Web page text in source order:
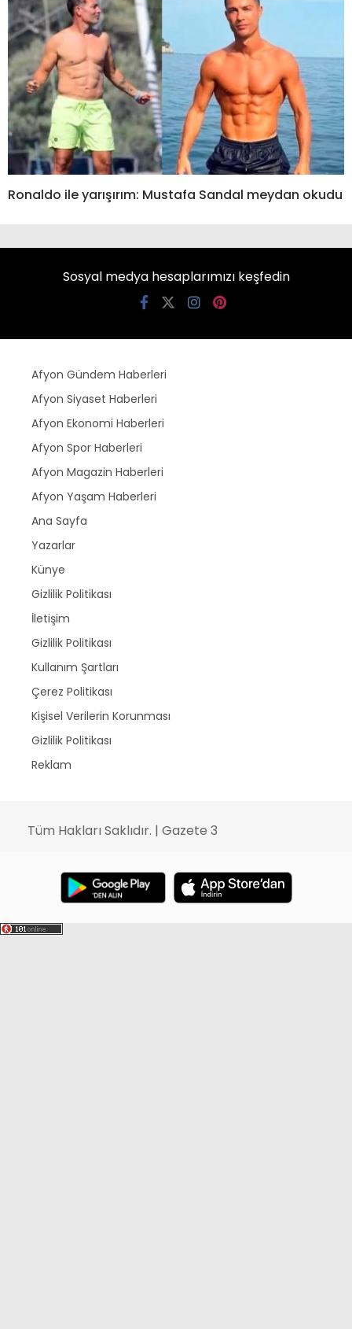
Ronaldo ile yarışırım: Mustafa Sandal meydan okudu
Sosyal medya hesaplarımızı keşfedin
Afyon Gündem Haberleri
Afyon Siyaset Haberleri
Afyon Ekonomi Haberleri
Afyon Spor Haberleri
Afyon Magazin Haberleri
Afyon Yaşam Haberleri
Ana Sayfa
Yazarlar
Künye
Gizlilik Politikası
İletişim
Gizlilik Politikası
Kullanım Şartları
Çerez Politikası
Kişisel Verilerin Korunması
Gizlilik Politikası
Reklam
Tüm Hakları Saklıdır. | Gazete 3